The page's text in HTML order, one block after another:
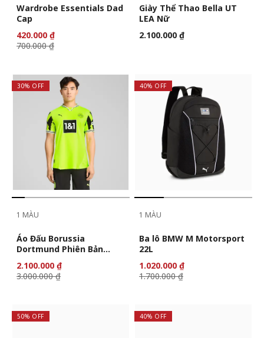
Wardrobe Essentials Dad
Cap
420.000 ₫
700.000 ₫
Giày Thể Thao Bella UT
LEA Nữ
2.100.000 ₫
30% OFF
1 MÀU
Áo Đấu Borussia
Dortmund Phiên Bản
Anniversary Nam
(Authentic)
2.100.000 ₫
3.000.000 ₫
40% OFF
1 MÀU
Ba lô BMW M Motorsport
22L
1.020.000 ₫
1.700.000 ₫
50% OFF 40% OFF